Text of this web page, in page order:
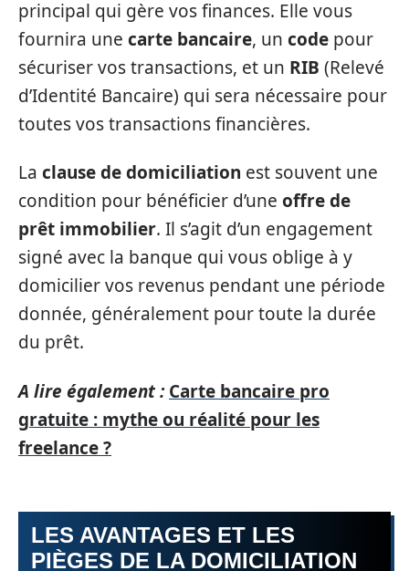
principal qui gère vos finances. Elle vous
fournira une carte bancaire, un code pour
sécuriser vos transactions, et un RIB (Relevé
d’Identité Bancaire) qui sera nécessaire pour
toutes vos transactions financières.
La clause de domiciliation est souvent une
condition pour bénéficier d’une offre de
prêt immobilier. Il s’agit d’un engagement
signé avec la banque qui vous oblige à y
domicilier vos revenus pendant une période
donnée, généralement pour toute la durée
du prêt.
A lire également : Carte bancaire pro
gratuite : mythe ou réalité pour les
freelance ?
LES AVANTAGES ET LES
PIÈGES DE LA DOMICILIATION